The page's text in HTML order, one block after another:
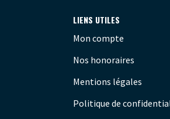
LIENS UTILES
Mon compte
Nos honoraires
Mentions légales
Politique de